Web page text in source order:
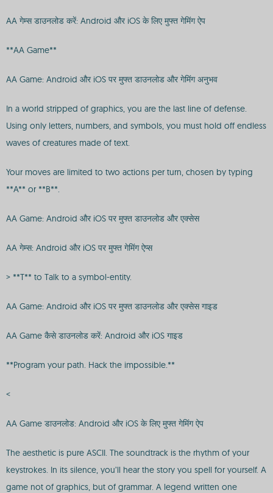
AA गेम्स डाउनलोड करें: Android और iOS के लिए मुफ्त गेमिंग ऐप
**AA Game**
AA Game: Android और iOS पर मुफ्त डाउनलोड और गेमिंग अनुभव
In a world stripped of graphics, you are the last line of defense.
Using only letters, numbers, and symbols, you must hold off endless
waves of creatures made of text.
Your moves are limited to two actions per turn, chosen by typing
**A** or **B**.
AA Game: Android और iOS पर मुफ्त डाउनलोड और एक्सेस
AA गेम्स: Android और iOS पर मुफ्त गेमिंग ऐप्स
> **T** to Talk to a symbol-entity.
AA Game: Android और iOS पर मुफ्त डाउनलोड और एक्सेस गाइड
AA Game कैसे डाउनलोड करें: Android और iOS गाइड
**Program your path. Hack the impossible.**
<
AA Game डाउनलोड: Android और iOS के लिए मुफ्त गेमिंग ऐप
The aesthetic is pure ASCII. The soundtrack is the rhythm of your
keystrokes. In its silence, you’ll hear the story you spell for yourself. A
game not of graphics, but of grammar. A legend written one